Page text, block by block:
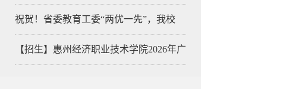
祝贺！省委教育工委“两优一先”，我校
【招生】惠州经济职业技术学院2026年广